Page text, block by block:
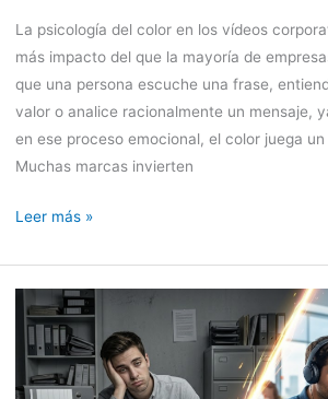
La psicología del color en los vídeos
más impacto del que la mayoría de
que una persona escuche una frase,
valor o analice racionalmente un mensaje,
en ese proceso emocional, el color juega
Muchas marcas invierten
Leer más »
Vídeos
de
formación
interna: